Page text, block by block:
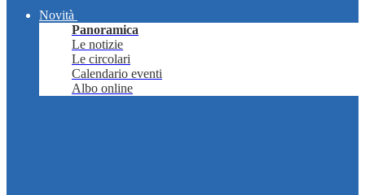
Novità
Panoramica
Le notizie
Le circolari
Calendario eventi
Albo online